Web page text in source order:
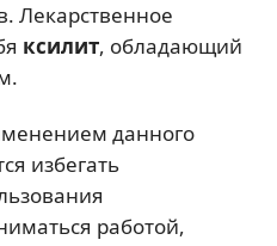
Лекарственное
ксилит, обладающий
данного
избегать
работой,